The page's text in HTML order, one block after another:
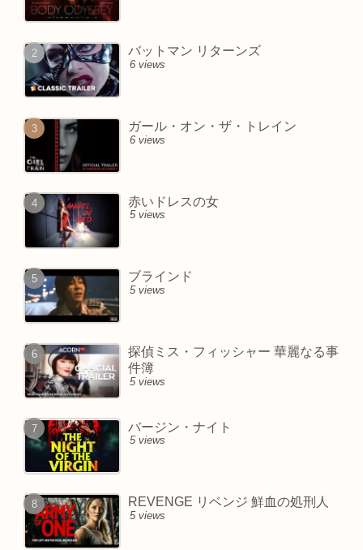
バットマン リターンズ
6 views
ガール・オン・ザ・トレイン
6 views
赤いドレスの女
5 views
ブラインド
5 views
探偵ミス・フィッシャー 華麗なる事
件簿
5 views
バージン・ナイト
5 views
REVENGE リベンジ 鮮血の処刑人
5 views